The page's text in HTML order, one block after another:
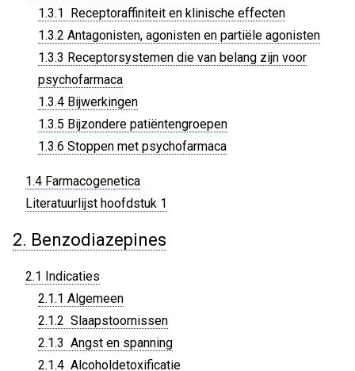
1.3.1 Receptoraffiniteit en klinische effecten
1.3.2 Antagonisten, agonisten en partiële agonisten
1.3.3 Receptorsystemen die van belang zijn voor
psychofarmaca
1.3.4 Bijwerkingen
1.3.5 Bijzondere patiëntengroepen
1.3.6 Stoppen met psychofarmaca
1.4 Farmacogenetica
Literatuurlijst hoofdstuk 1
2. Benzodiazepines
2.1 Indicaties
2.1.1 Algemeen
2.1.2 Slaapstoornissen
2.1.3 Angst en spanning
2.1.4 Alcoholdetoxificatie